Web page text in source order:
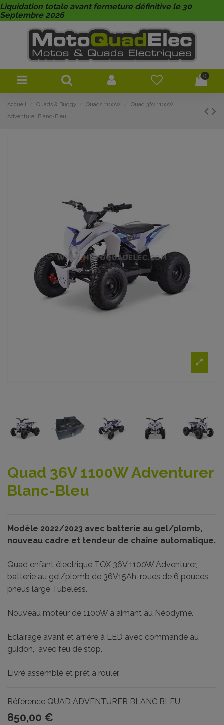
Liquidation totale avant fermeture définitive le 30
Septembre 2026
0
Accueil Quads & Buggy Quads 1100W
Quad 36V 1100W
Adventurer Blanc-Bleu
Quad 36V 1100W Adventurer
Blanc-Bleu
Modèle 2022/2023 avec batterie au gel/plomb,
nouveau cadre et tendeur de chaîne automatique.
Quad enfant électrique TOX 36V 1100W Adventurer,
batterie au gel/plomb de 36V15Ah, roues de 6 pouces
pneus large Tubeless.
Nouveau moteur de 1100W à aimant au Néodyme.
Eclairage avant et arrière à LED avec commande au
guidon, avec feu de stop.
Livré assemblé et prêt à rouler.
Référence QUAD ADVENTURER BLANC BLEU
850,00 €